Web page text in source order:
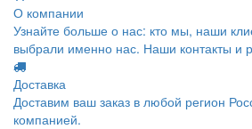
О компании
Узнайте больше о нас: кто мы, наши
выбрали именно нас. Наши контакты и
Доставка
Доставим ваш заказ в любой регион
компанией.